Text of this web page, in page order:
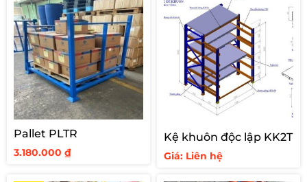
Pallet PLTR
3.180.000 ₫
Kệ khuôn độc lập KK2T
Giá: Liên hệ